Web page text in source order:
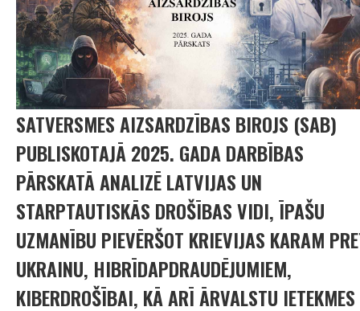
SATVERSMES AIZSARDZĪBAS BIROJS (SAB)
PUBLISKOTAJĀ 2025. GADA DARBĪBAS
PĀRSKATĀ ANALIZĒ LATVIJAS UN
STARPTAUTISKĀS DROŠĪBAS VIDI, ĪPAŠU
UZMANĪBU PIEVĒRŠOT KRIEVIJAS KARAM
UKRAINU, HIBRĪDAPDRAUDĒJUMIEM,
KIBERDROŠĪBAI, KĀ ARĪ ĀRVALSTU IETEKMES